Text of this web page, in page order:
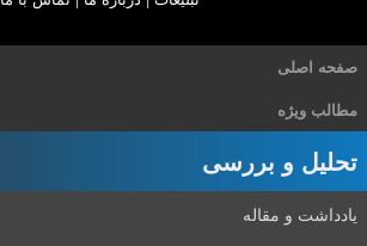
صفحه اصلی
مطالب ویژه
تحلیل و بررسی
یادداشت و مقاله